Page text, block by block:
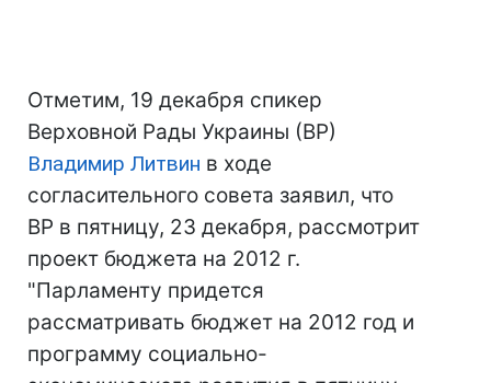
Отметим, 19 декабря спикер
Верховной Рады Украины (ВР)
Владимир Литвин в ходе
согласительного совета заявил, что
ВР в пятницу, 23 декабря, рассмотрит
проект бюджета на 2012 г.
"Парламенту придется
рассматривать бюджет на 2012 год и
программу социально-